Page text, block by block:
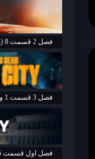
فصل 2 قسمت 8 (پایان فصل) زیرنویس فارسی اضافه شد
فصل 3 قسمت 1 و 2 دوبله فارسی اضافه شد
فصل اول قسمت 5 زیرنویس فارسی اضافه شد